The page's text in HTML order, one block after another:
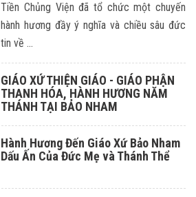
Tiền Chủng Viện đã tổ chức một chuyến
hành hương đầy ý nghĩa và chiều sâu đức
tin về ...
GIÁO XỨ THIỆN GIÁO - GIÁO PHẬN
THANH HÓA, HÀNH HƯƠNG NĂM
THÁNH TẠI BẢO NHAM
Hành Hương Đến Giáo Xứ Bảo Nham
Dấu Ấn Của Đức Mẹ và Thánh Thể